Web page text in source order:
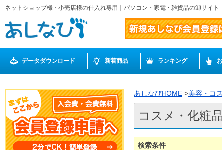
ネットショップ様・小売店様の仕入れ専用｜パソコン・家電・雑貨品の卸サイ
データダウンロード 新着商品 ランキング
あしなびHOME >美容・コ
コスメ・化粧
検索条件